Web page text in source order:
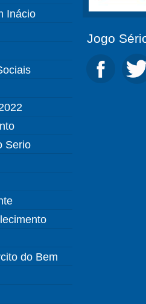
Inácio
Serio
do Bem
Jogo